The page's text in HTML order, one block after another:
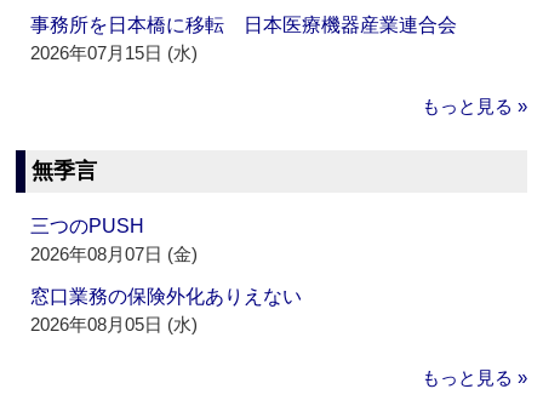
事務所を日本橋に移転 日本医療機器産業連合会
2026年07月15日 (水)
もっと見る »
無季言
三つのPUSH
2026年08月07日 (金)
窓口業務の保険外化ありえない
2026年08月05日 (水)
もっと見る »